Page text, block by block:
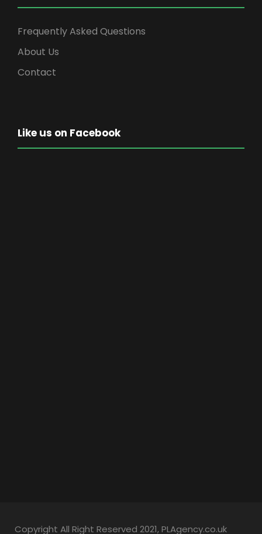
Frequently Asked Questions
About Us
Contact
Like us on Facebook
Copyright All Right Reserved 2021, PLAgency.co.uk